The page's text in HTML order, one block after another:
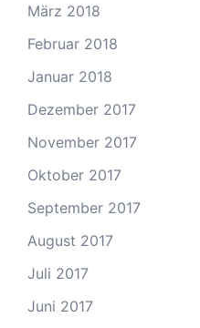
März 2018
Februar 2018
Januar 2018
Dezember 2017
November 2017
Oktober 2017
September 2017
August 2017
Juli 2017
Juni 2017